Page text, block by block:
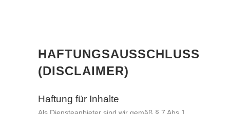
HAFTUNGSAUSSCHLUSS
(DISCLAIMER)
Haftung für Inhalte